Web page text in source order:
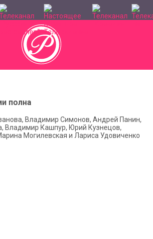
полна
Владимир Симонов, Андрей Панин,
Владимир Кашпур, Юрий Кузнецов,
Могилевская и Лариса Удовиченко